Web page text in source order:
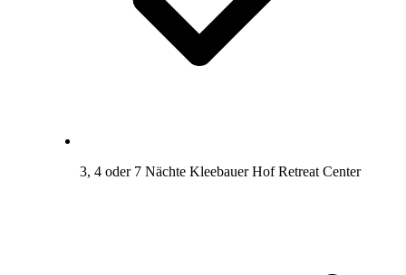
3, 4 oder 7 Nächte Kleebauer Hof Retreat Center